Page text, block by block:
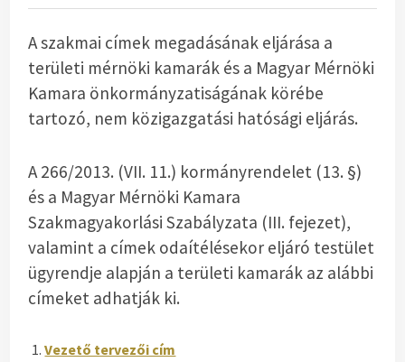
A szakmai címek megadásának eljárása a
területi mérnöki kamarák és a Magyar Mérnöki
Kamara önkormányzatiságának körébe
tartozó, nem közigazgatási hatósági eljárás.
A 266/2013. (VII. 11.) kormányrendelet (13. §)
és a Magyar Mérnöki Kamara
Szakmagyakorlási Szabályzata (III. fejezet),
valamint a címek odaítélésekor eljáró testület
ügyrendje alapján a területi kamarák az alábbi
címeket adhatják ki.
Vezető tervezői cím